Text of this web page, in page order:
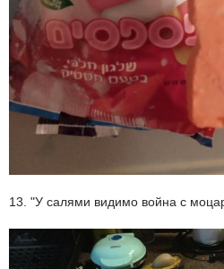
13. "У салями видимо война с